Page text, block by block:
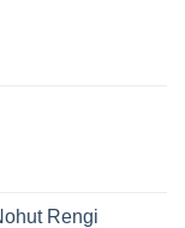
Rengi